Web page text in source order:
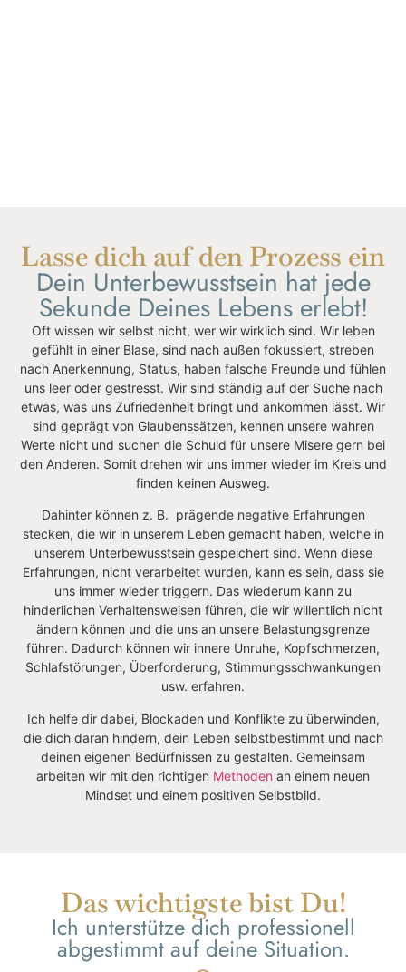
Lasse dich auf den Prozess ein
Dein Unterbewusstsein hat jede
Sekunde Deines Lebens erlebt!
Oft wissen wir selbst nicht, wer wir wirklich sind. Wir leben
gefühlt in einer Blase, sind nach außen fokussiert, streben
nach Anerkennung, Status, haben falsche Freunde und fühlen
uns leer oder gestresst. Wir sind ständig auf der Suche nach
etwas, was uns Zufriedenheit bringt und ankommen lässt. Wir
sind geprägt von Glaubenssätzen, kennen unsere wahren
Werte nicht und suchen die Schuld für unsere Misere gern bei
den Anderen. Somit drehen wir uns immer wieder im Kreis und
finden keinen Ausweg.
Dahinter können z. B. prägende negative Erfahrungen
stecken, die wir in unserem Leben gemacht haben, welche in
unserem Unterbewusstsein gespeichert sind. Wenn diese
Erfahrungen, nicht verarbeitet wurden, kann es sein, dass sie
uns immer wieder triggern. Das wiederum kann zu
hinderlichen Verhaltensweisen führen, die wir willentlich nicht
ändern können und die uns an unsere Belastungsgrenze
führen. Dadurch können wir innere Unruhe, Kopfschmerzen,
Schlafstörungen, Überforderung, Stimmungsschwankungen
usw. erfahren.
Ich helfe dir dabei, Blockaden und Konflikte zu überwinden,
die dich daran hindern, dein Leben selbstbestimmt und nach
deinen eigenen Bedürfnissen zu gestalten. Gemeinsam
arbeiten wir mit den richtigen Methoden an einem neuen
Mindset und einem positiven Selbstbild.
Das wichtigste bist Du!
Ich unterstütze dich professionell
abgestimmt auf deine Situation.